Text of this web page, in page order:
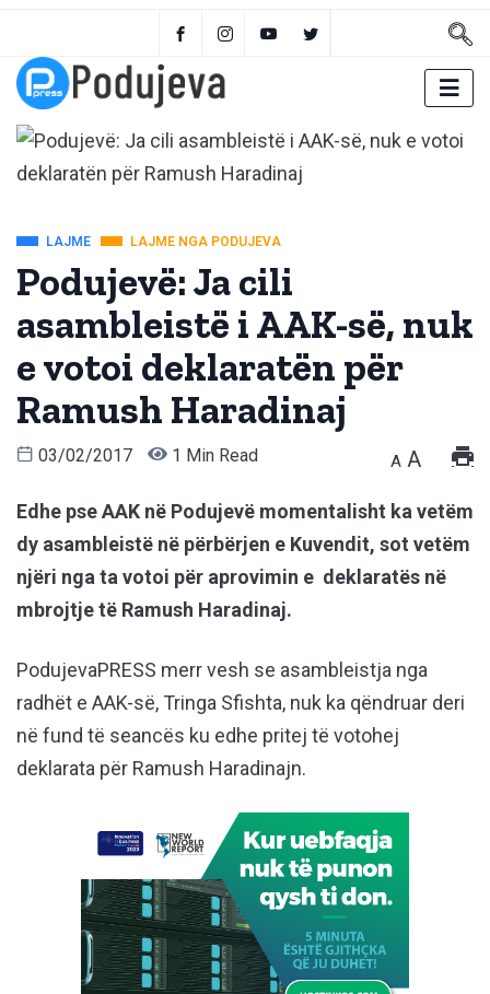
LAJME LAJME NGA PODUJEVA
Podujevë: Ja cili
asambleistë i AAK-së, nuk
e votoi deklaratën për
Ramush Haradinaj
03/02/2017 1 Min Read A A
Edhe pse AAK në Podujevë momentalisht ka vetëm
dy asambleistë në përbërjen e Kuvendit, sot vetëm
njëri nga ta votoi për aprovimin e deklaratës në
mbrojtje të Ramush Haradinaj.
PodujevaPRESS merr vesh se asambleistja nga
radhët e AAK-së, Tringa Sfishta, nuk ka qëndruar deri
në fund të seancës ku edhe pritej të votohej
deklarata për Ramush Haradinajn.